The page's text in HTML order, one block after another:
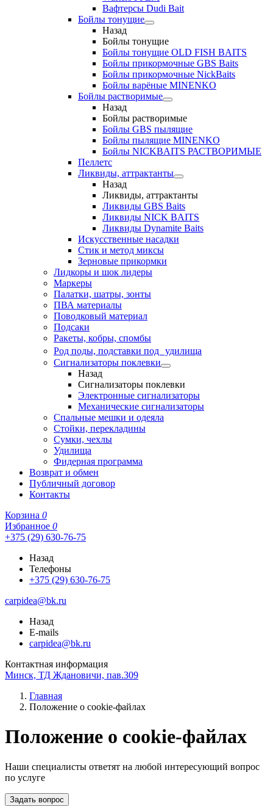
Вафтерсы Dudi Bait
Бойлы тонущие
Назад
Бойлы тонущие
Бойлы тонущие OLD FISH BAITS
Бойлы прикормочные GBS Baits
Бойлы прикормочные NickBaits
Бойлы варёные MINENKO
Бойлы растворимые
Назад
Бойлы растворимые
Бойлы GBS пылящие
Бойлы пылящие MINENKO
Бойлы NICKBAITS РАСТВОРИМЫЕ
Пеллетс
Ликвиды, аттрактанты
Назад
Ликвиды, аттрактанты
Ликвиды GBS Baits
Ликвиды NICK BAITS
Ликвиды Dynamite Baits
Искусственные насадки
Стик и метод миксы
Зерновые прикормки
Лидкоры и шок лидеры
Маркеры
Палатки, шатры, зонты
ПВА материалы
Поводковый материал
Подсаки
Ракеты, кобры, спомбы
Род поды, подставки под удилища
Сигнализаторы поклевки
Назад
Сигнализаторы поклевки
Электронные сигнализаторы
Механические сигнализаторы
Спальные мешки и одеяла
Стойки, перекладины
Сумки, чехлы
Удилища
Фидерная программа
Возврат и обмен
Публичный договор
Контакты
Корзина 0
Избранное 0
+375 (29) 630-76-75
Назад
Телефоны
+375 (29) 630-76-75
carpidea@bk.ru
Назад
E-mails
carpidea@bk.ru
Контактная информация
Минск, ТД Ждановичи, пав.309
Главная
Положение о cookie-файлах
Положение о cookie-файлах
Наши специалисты ответят на любой интересующий вопрос
по услуге
Задать вопрос